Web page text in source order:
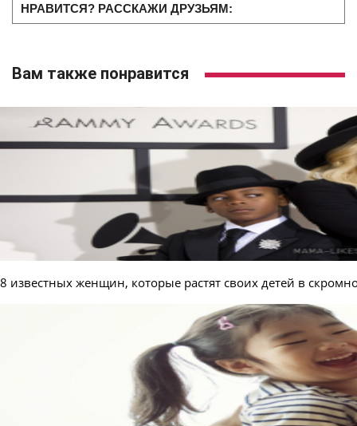
НРАВИТСЯ? РАССКАЖИ ДРУЗЬЯМ:
Вам также понравится
8 известных женщин, которые растят своих детей в